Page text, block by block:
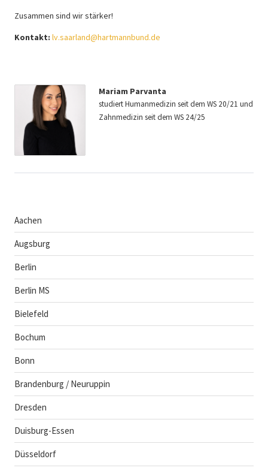
Zusammen sind wir stärker!
Kontakt: lv.saarland@hartmannbund.de
Mariam Parvanta
studiert Humanmedizin seit dem WS 20/21 und
Zahnmedizin seit dem WS 24/25
Aachen
Augsburg
Berlin
Berlin MS
Bielefeld
Bochum
Bonn
Brandenburg / Neuruppin
Dresden
Duisburg-Essen
Düsseldorf